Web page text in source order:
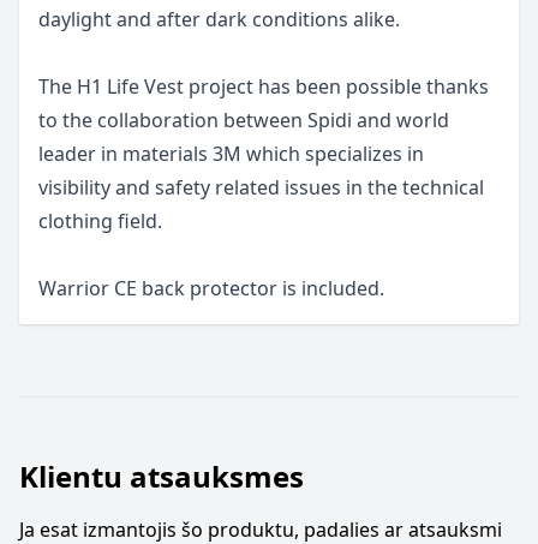
daylight and after dark conditions alike.
The H1 Life Vest project has been possible thanks
to the collaboration between Spidi and world
leader in materials 3M which specializes in
visibility and safety related issues in the technical
clothing field.
Warrior CE back protector is included.
Klientu atsauksmes
Ja esat izmantojis šo produktu, padalies ar atsauksmi